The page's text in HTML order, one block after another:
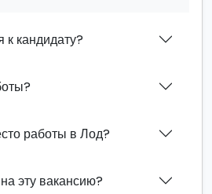
к кандидату?
работы в Лод?
эту вакансию?